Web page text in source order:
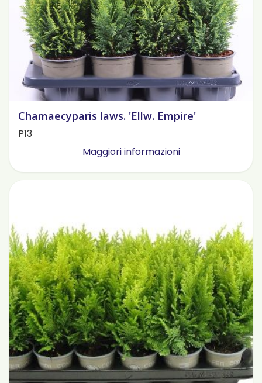
Chamaecyparis laws. 'Ellw. Empire'
P13
Maggiori informazioni